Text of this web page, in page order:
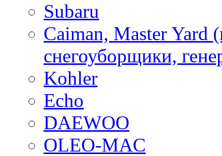
Subaru
Caiman, Master Yard
снегоуборщики,
Kohler
Echo
DAEWOO
OLEO-MAC